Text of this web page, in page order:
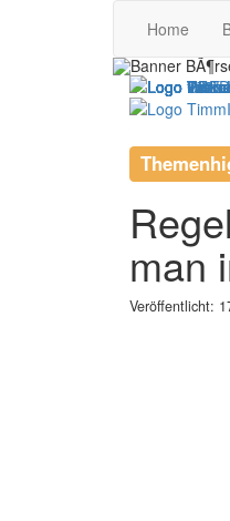
Home
man
Veröffentlicht: